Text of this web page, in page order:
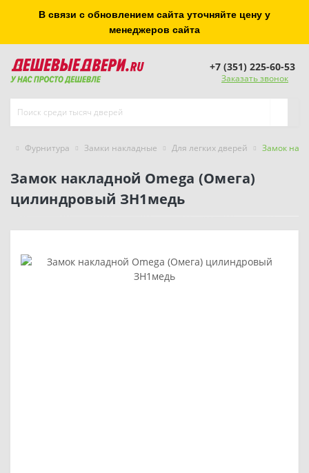
В связи с обновлением сайта уточняйте цену у
менеджеров сайта
+7 (351) 225-60-53
Заказать звонок
Фурнитура Замки накладные Для легких дверей Замок
Замок накладной Omega (Омега)
цилиндровый ЗН1медь